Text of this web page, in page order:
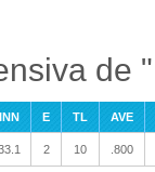
de
INN E TL AVE
2 10 .800